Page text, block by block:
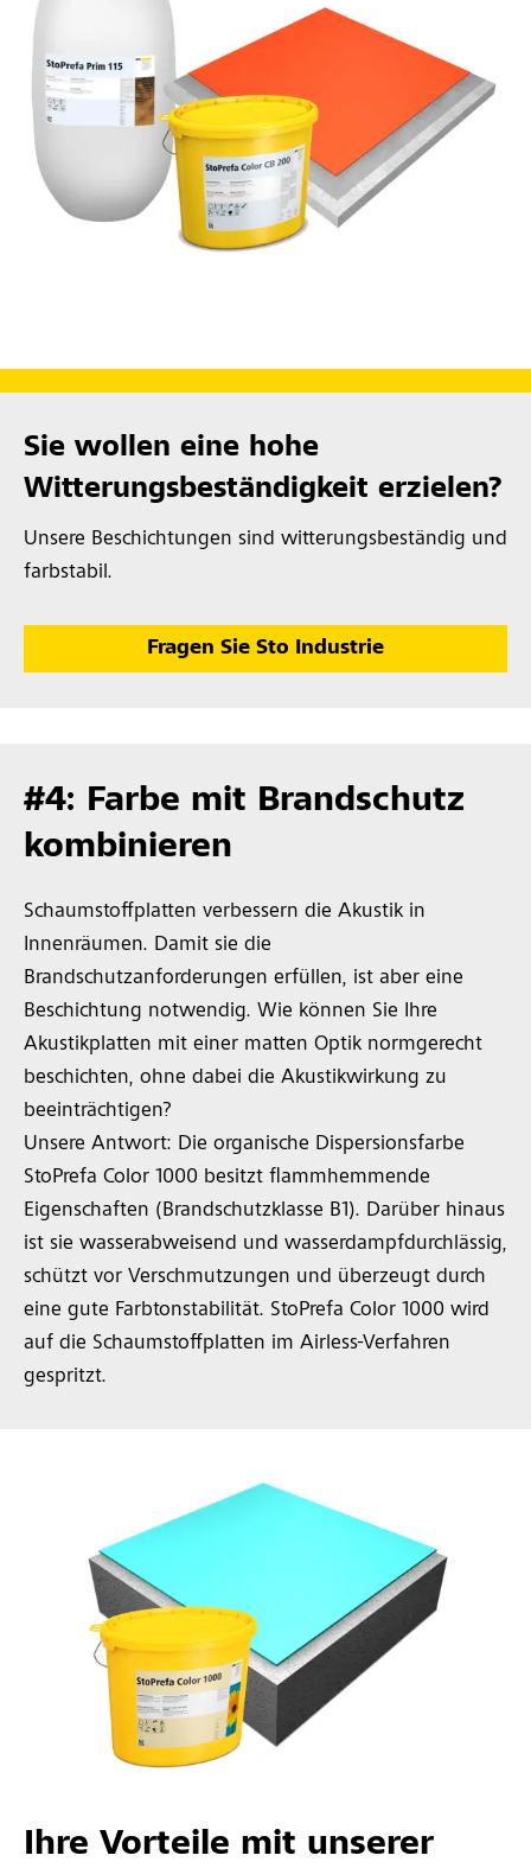
Sie wollen eine hohe
Witterungsbeständigkeit erzielen?
Unsere Beschichtungen sind witterungsbeständig und
farbstabil.
Fragen Sie Sto Industrie
#4: Farbe mit Brandschutz
kombinieren
Schaumstoffplatten verbessern die Akustik in
Innenräumen. Damit sie die
Brandschutzanforderungen erfüllen, ist aber eine
Beschichtung notwendig. Wie können Sie Ihre
Akustikplatten mit einer matten Optik normgerecht
beschichten, ohne dabei die Akustikwirkung zu
beeinträchtigen?
Unsere Antwort: Die organische Dispersionsfarbe
StoPrefa Color 1000 besitzt flammhemmende
Eigenschaften (Brandschutzklasse B1). Darüber hinaus
ist sie wasserabweisend und wasserdampfdurchlässig,
schützt vor Verschmutzungen und überzeugt durch
eine gute Farbtonstabilität. StoPrefa Color 1000 wird
auf die Schaumstoffplatten im Airless-Verfahren
gespritzt.
Ihre Vorteile mit unserer